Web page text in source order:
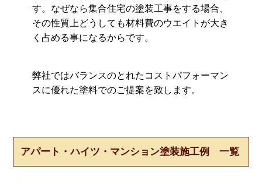
す。なぜなら集合住宅の塗装工事をする場合、
その性質上どうしても材料費のウエイトが大き
く占める事になるからです。
弊社ではバランスのとれたコストパフォーマン
スに優れた塗料でのご提案を致します。
アパート・ハイツ・マンション塗装施工例 一覧